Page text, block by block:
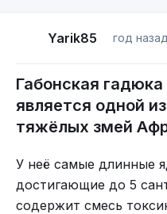
Будьте аккуратны.
даже неядовитым
Yarik85 год назад
Габонская
является одной
тяжёлых змей
У неё самые длинные
достигающие до 5
содержит смесь